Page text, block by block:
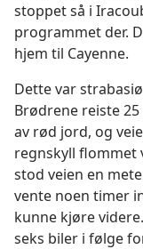
stoppet så i
programmet der.
hjem til Cayenne.
Dette var
Brødrene reiste
av rød jord, og
regnskyll flommet
stod veien en
vente noen timer
kunne kjøre
seks biler i følge